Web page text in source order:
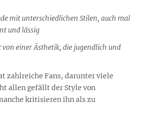
mit unterschiedlichen Stilen, auch mal
und lässig
einer Ästhetik, die jugendlich und
zahlreiche Fans, darunter viele
allen gefällt der Style von
kritisieren ihn als zu